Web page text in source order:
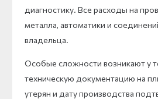
диагностику. Все расходы на
металла, автоматики и
владельца.
Особые сложности возникают у
техническую документацию на
утерян и дату производства